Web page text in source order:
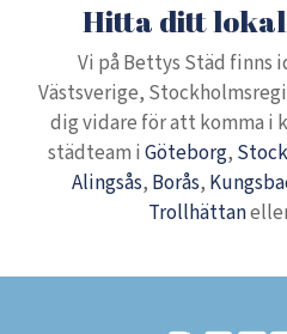
Hitta ditt
Vi på Bettys Städ finns
Västsverige,
dig vidare för att komma i
städteam i Göteborg,
Alingsås, Borås,
Trollhättan